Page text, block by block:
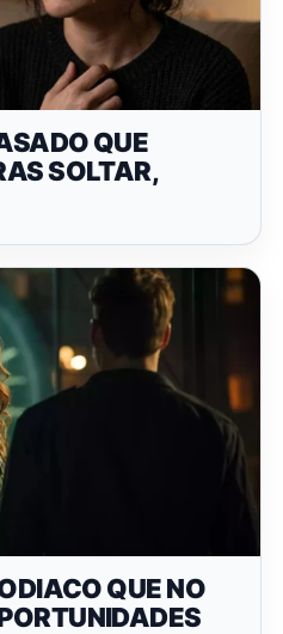
QUE
SOLTAR,
QUE NO